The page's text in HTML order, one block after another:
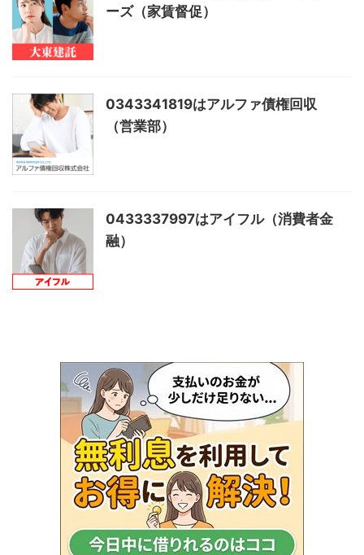
ーズ（家賃督促）
0343341819はアルファ債権回収
（営業部）
0433337997はアイフル（消費者金
融）